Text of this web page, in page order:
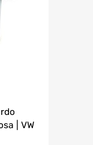
| VW